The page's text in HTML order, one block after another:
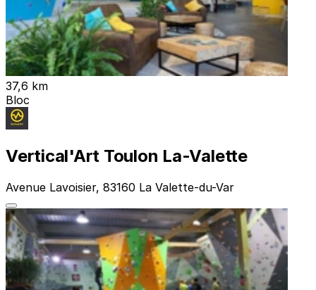
37,6 km
Bloc
Vertical'Art Toulon La-Valette
Avenue Lavoisier, 83160 La Valette-du-Var